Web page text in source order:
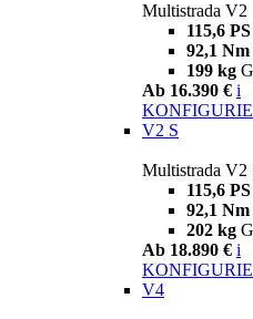
Multistrada V2
115,6 PS
92,1 Nm
199 kg
Ab 16.390 € i
V2 S
Multistrada V2
115,6 PS
92,1 Nm
202 kg
Ab 18.890 € i
V4